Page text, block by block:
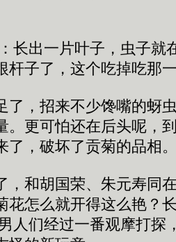
出一片叶子，虫子就
杆子了，这个吃掉吃那
，招来不少馋嘴的蚜
。更可怕还在后头呢，
了，破坏了贡菊的品相
和胡国荣、朱元寿同
花怎么就开得这么艳？
人们经过一番观摩打探